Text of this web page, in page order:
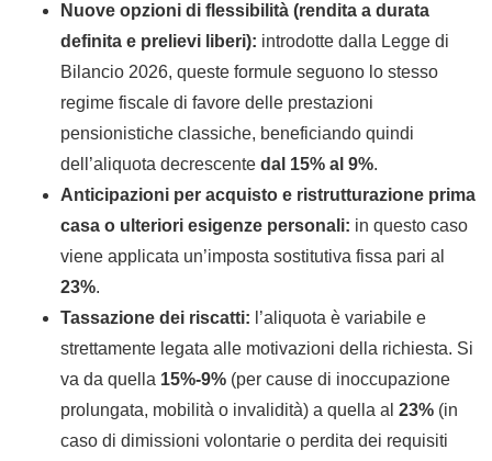
Nuove opzioni di flessibilità (rendita a durata
definita e prelievi liberi): introdotte dalla Legge di
Bilancio 2026, queste formule seguono lo stesso
regime fiscale di favore delle prestazioni
pensionistiche classiche, beneficiando quindi
dell’aliquota decrescente dal 15% al 9%.
Anticipazioni per acquisto e ristrutturazione prima
casa o ulteriori esigenze personali: in questo caso
viene applicata un’imposta sostitutiva fissa pari al
23%.
Tassazione dei riscatti: l’aliquota è variabile e
strettamente legata alle motivazioni della richiesta. Si
va da quella 15%-9% (per cause di inoccupazione
prolungata, mobilità o invalidità) a quella al 23% (in
caso di dimissioni volontarie o perdita dei requisiti